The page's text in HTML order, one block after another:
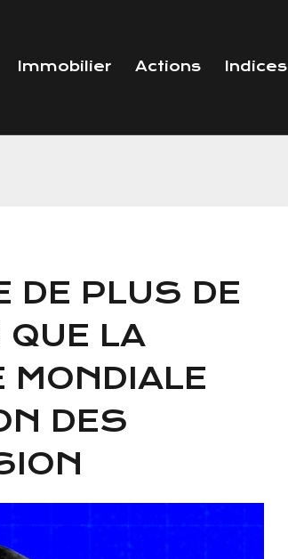
Immobilier Actions Indices
DE PLUS DE
LA
MONDIALE
DES